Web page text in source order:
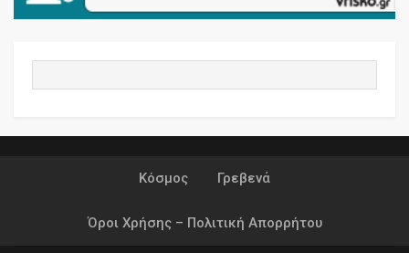
Κόσμος Γρεβενά
Όροι Χρήσης – Πολιτική Απορρήτου